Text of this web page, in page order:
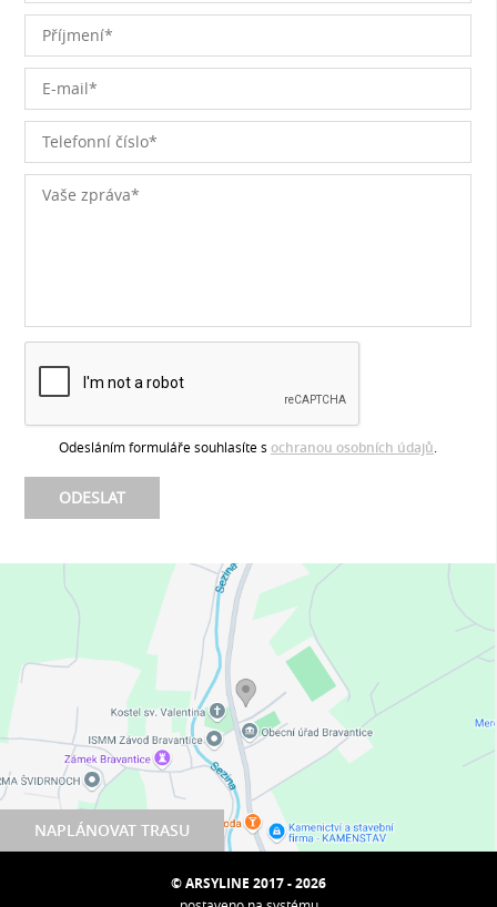
NAPLÁNOVAT TRASU
Odesláním formuláře souhlasíte s ochranou osobních údajů
© ARSYLINE 2017 - 2026